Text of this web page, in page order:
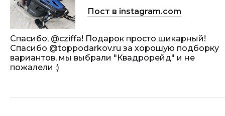
Пост в instagram.com
Спасибо, @cziffa! Подарок просто шикарный!
Спасибо @toppodarkov.ru за хорошую подборку
вариантов, мы выбрали "Квадрорейд" и не
пожалели :)